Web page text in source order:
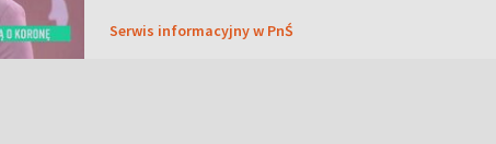
Serwis informacyjny w PnŚ